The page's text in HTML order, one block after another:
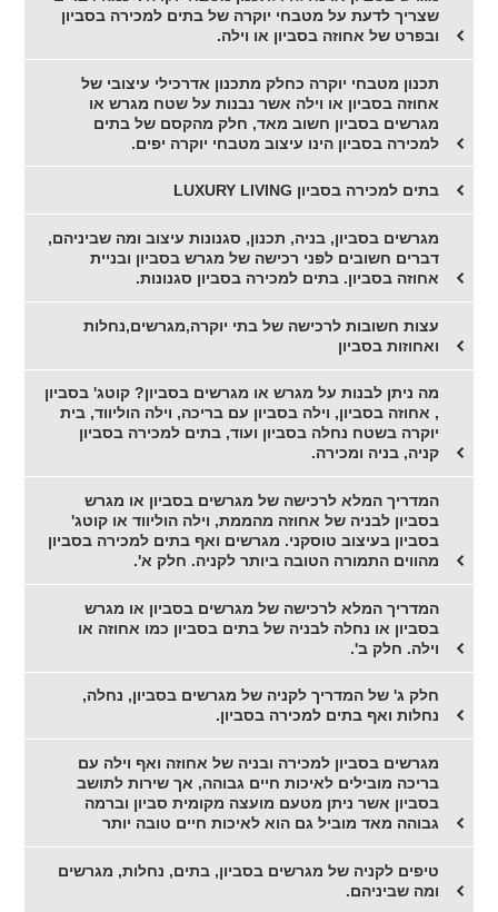
שצריך לדעת על מטבחי יוקרה של בתים למכירה בסביון
ובפרט של אחוזה בסביון או וילה.
תכנון מטבחי יוקרה כחלק מתכנון אדרכילי עיצובי של
אחוזה בסביון או וילה אשר נבנות על שטח מגרש או
מגרשים בסביון חשוב מאד, חלק מהקסם של בתים
למכירה בסביון הינו עיצוב מטבחי יוקרה יפים.
בתים למכירה בסביון LUXURY LIVING
מגרשים בסביון, בניה, תכנון, סגנונות עיצוב ומה שביניהם,
דברים חשובים לפני רכישה של מגרש בסביון ובניית
אחוזה בסביון. בתים למכירה בסביון סגנונות.
עצות חשובות לרכישה של בתי יוקרה,מגרשים,נחלות
ואחוזות בסביון
מה ניתן לבנות על מגרש או מגרשים בסביון? קוטג' בסביון
, אחוזה בסביון, וילה בסביון עם בריכה, וילה הוליווד, בית
יוקרה בשטח נחלה בסביון ועוד, בתים למכירה בסביון
קניה, בניה ומכירה.
המדריך המלא לרכישה של מגרשים בסביון או מגרש
בסביון לבניה של אחוזה מהממת, וילה הוליווד או קוטג'
בסביון בעיצוב טוסקני. מגרשים ואף בתים למכירה בסביון
מהווים התמורה הטובה ביותר לקניה. חלק א'.
המדריך המלא לרכישה של מגרשים בסביון או מגרש
בסביון או נחלה לבניה של בתים בסביון כמו אחוזה או
וילה. חלק ב'.
חלק ג' של המדריך לקניה של מגרשים בסביון, נחלה,
נחלות ואף בתים למכירה בסביון.
מגרשים בסביון למכירה ובניה של אחוזה ואף וילה עם
בריכה מובילים לאיכות חיים גבוהה, אך שירות לתושב
בסביון אשר ניתן מטעם מועצה מקומית סביון וברמה
גבוהה מאד מוביל גם הוא לאיכות חיים טובה יותר
טיפים לקניה של מגרשים בסביון, בתים, נחלות, מגרשים
ומה שביניהם.